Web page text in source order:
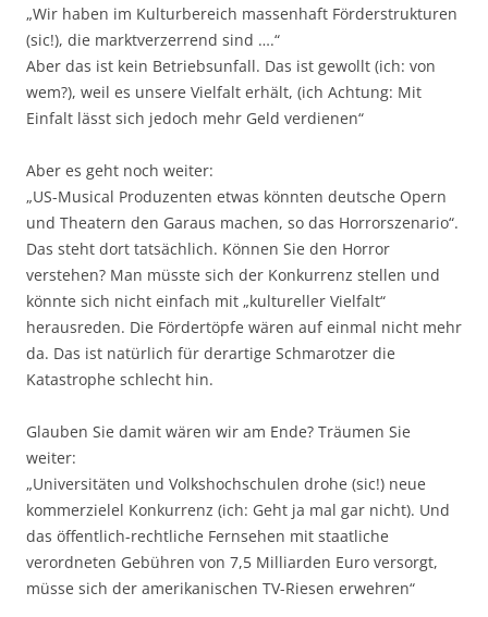
„Wir haben im Kulturbereich massenhaft Förderstrukturen
(sic!), die marktverzerrend sind ….“
Aber das ist kein Betriebsunfall. Das ist gewollt (ich: von
wem?), weil es unsere Vielfalt erhält, (ich Achtung: Mit
Einfalt lässt sich jedoch mehr Geld verdienen“
Aber es geht noch weiter:
„US-Musical Produzenten etwas könnten deutsche Opern
und Theatern den Garaus machen, so das Horrorszenario“.
Das steht dort tatsächlich. Können Sie den Horror
verstehen? Man müsste sich der Konkurrenz stellen und
könnte sich nicht einfach mit „kultureller Vielfalt“
herausreden. Die Fördertöpfe wären auf einmal nicht mehr
da. Das ist natürlich für derartige Schmarotzer die
Katastrophe schlecht hin.
Glauben Sie damit wären wir am Ende? Träumen Sie
weiter:
„Universitäten und Volkshochschulen drohe (sic!) neue
kommerzielel Konkurrenz (ich: Geht ja mal gar nicht). Und
das öffentlich-rechtliche Fernsehen mit staatliche
verordneten Gebühren von 7,5 Milliarden Euro versorgt,
müsse sich der amerikanischen TV-Riesen erwehren“